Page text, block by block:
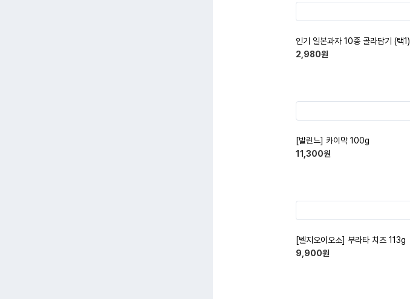
인기 일본과자 10종 골라담기 (택1)
2,980원
[발린느] 카이막 100g
11,300원
[벨지오이오소] 부라타 치즈 113g
9,900원